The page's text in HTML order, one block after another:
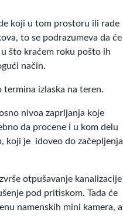
koji u tom prostoru ili rade
to se podrazumeva da će
što kraćem roku pošto ih
način.
termina izlaska na teren.
nivoa zaprljanja koje
da procene i u kom delu
koji je idoveo do začepljenja
otpušavanje kanalizacije
pod pritiskom. Tada će
namenskih mini kamera, a